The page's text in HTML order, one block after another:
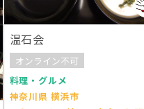
温石会
オンライン不可
料理・グルメ
神奈川県 横浜市